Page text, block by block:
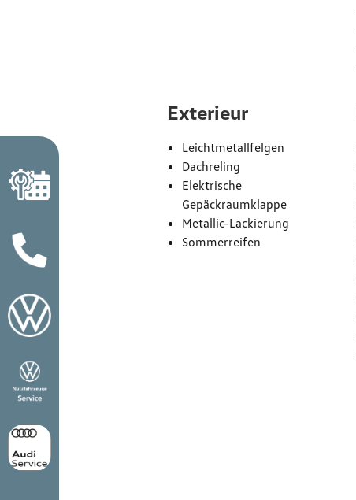
Exterieur
Leichtmetallfelgen
Dachreling
Elektrische
Gepäckraumklappe
Metallic-Lackierung
Sommerreifen